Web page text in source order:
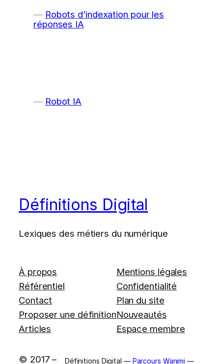
Robots d’indexation pour les
réponses IA
Robot IA
Définitions Digital
Lexiques des métiers du numérique
À propos
Référentiel
Contact
Proposer une définition
Articles
Mentions légales
Confidentialité
Plan du site
Nouveautés
Espace membre
© 2017 – Définitions Digital — Parcours Wanimi —